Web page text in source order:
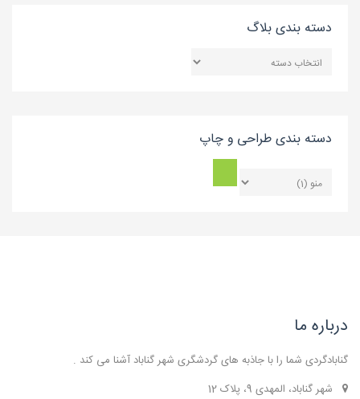
دسته بندی بلاگ
بندی
دسته بندی طراحی و چاپ
درباره ما
گنابادگردی شما را با جاذبه های گردشگری شهر گناباد آشنا می کند .
شهر گناباد، المهدی 9، پلاک 12